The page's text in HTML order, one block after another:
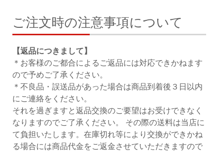
ご注文時の注意事項について
【返品につきまして】
＊お客様のご都合によるご返品には対応できかねます
ので予めご了承ください。
＊不良品・誤送品があった場合は商品到着後３日以内
にご連絡をください。
それを過ぎますと返品交換のご要望はお受けできなく
なりますのでご了承ください。 その際の送料は当店に
て負担いたします。在庫切れ等により交換ができかね
る場合には商品代金をご返金させていただきますので